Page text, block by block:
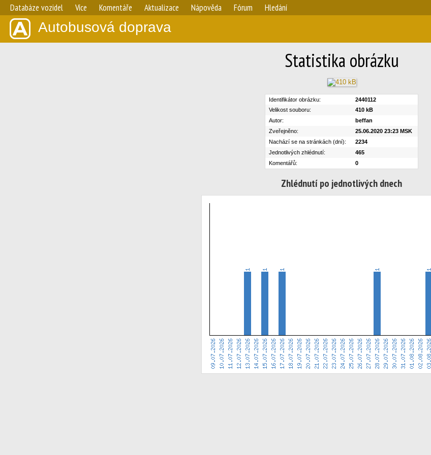
Databáze vozidel Více Komentáře Aktualizace Nápověda Fórum Hledání
Autobusová doprava
Statistika obrázku
Identifikátor obrázku:
2440112
Velikost souboru:
410 kB
Autor:
beffan
Zveřejněno:
25.06.2020 23:23 MSK
Nachází se na stránkách (dní):
2234
Jednotlivých zhlédnutí:
465
Komentářů:
0
Zhlédnutí po jednotlivých dnech